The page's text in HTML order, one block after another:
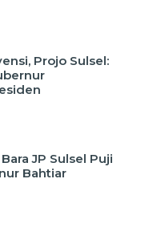
Projo Sulsel:
JP Sulsel Puji
Bahtiar